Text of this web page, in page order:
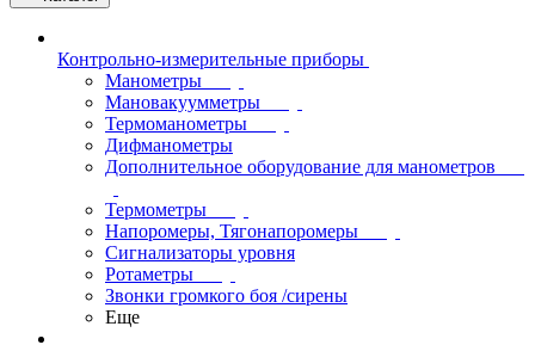
Контрольно-измерительные приборы
Манометры
Мановакуумметры
Термоманометры
Дифманометры
Дополнительное оборудование для манометров
Термометры
Напоромеры, Тягонапоромеры
Сигнализаторы уровня
Ротаметры
Звонки громкого боя /сирены
Еще